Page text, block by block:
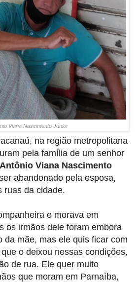
Viana Nascimento Júnior
na região metropolitana
pela família de um senhor
Antônio Viana Nascimento
abandonado pela esposa,
ruas da cidade.
e morava em
os irmãos dele foram embora
da mãe, mas ele quis ficar com
o deixou nessas condições,
de rua. Ele quer muito
que moram em Parnaíba,